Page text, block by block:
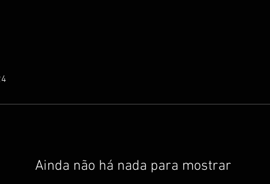
Ainda não há nada para mostrar